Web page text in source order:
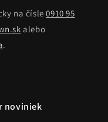
na čísle0910 95
alebo
.
noviniek